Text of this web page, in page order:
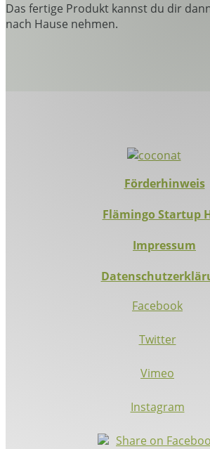
Das fertige Produkt kannst du dir
nach Hause nehmen.
Förderhinweis
Flämingo Startup
Impressum
Facebook
Twitter
Vimeo
Instagram
Share on